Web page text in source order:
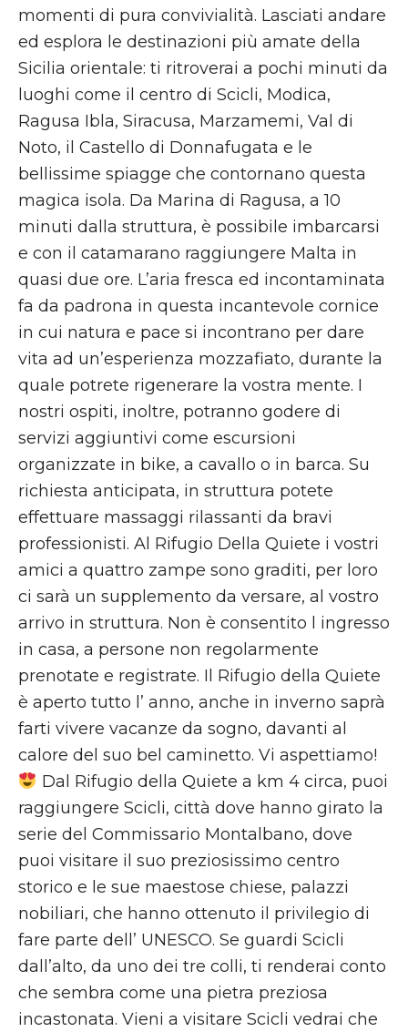
momenti di pura convivialità. Lasciati andare
ed esplora le destinazioni più amate della
Sicilia orientale: ti ritroverai a pochi minuti da
luoghi come il centro di Scicli, Modica,
Ragusa Ibla, Siracusa, Marzamemi, Val di
Noto, il Castello di Donnafugata e le
bellissime spiagge che contornano questa
magica isola. Da Marina di Ragusa, a 10
minuti dalla struttura, è possibile imbarcarsi
e con il catamarano raggiungere Malta in
quasi due ore. L’aria fresca ed incontaminata
fa da padrona in questa incantevole cornice
in cui natura e pace si incontrano per dare
vita ad un’esperienza mozzafiato, durante la
quale potrete rigenerare la vostra mente. I
nostri ospiti, inoltre, potranno godere di
servizi aggiuntivi come escursioni
organizzate in bike, a cavallo o in barca. Su
richiesta anticipata, in struttura potete
effettuare massaggi rilassanti da bravi
professionisti. Al Rifugio Della Quiete i vostri
amici a quattro zampe sono graditi, per loro
ci sarà un supplemento da versare, al vostro
arrivo in struttura. Non è consentito l ingresso
in casa, a persone non regolarmente
prenotate e registrate. Il Rifugio della Quiete
è aperto tutto l’ anno, anche in inverno saprà
farti vivere vacanze da sogno, davanti al
calore del suo bel caminetto. Vi aspettiamo!
Dal Rifugio della Quiete a km 4 circa, puoi
raggiungere Scicli, città dove hanno girato la
serie del Commissario Montalbano, dove
puoi visitare il suo preziosissimo centro
storico e le sue maestose chiese, palazzi
nobiliari, che hanno ottenuto il privilegio di
fare parte dell’ UNESCO. Se guardi Scicli
dall’alto, da uno dei tre colli, ti renderai conto
che sembra come una pietra preziosa
incastonata. Vieni a visitare Scicli vedrai che